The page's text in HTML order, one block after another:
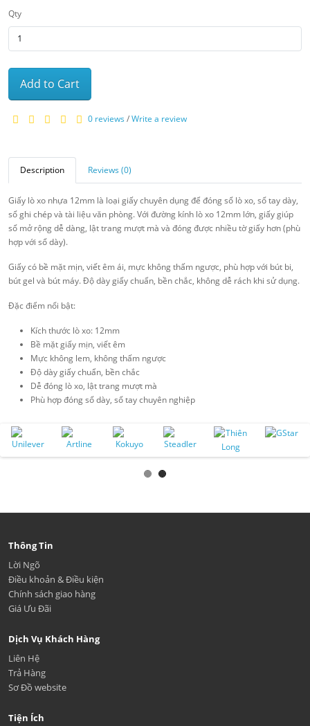
Qty
Add to Cart
0 reviews/Write a review
Description Reviews (0)
Giấy lò xo nhựa 12mm là loại giấy chuyên dụng để đóng sổ lò xo, sổ tay dày,
sổ ghi chép và tài liệu văn phòng. Với đường kính lò xo 12mm lớn, giấy giúp
sổ mở rộng dễ dàng, lật trang mượt mà và đóng được nhiều tờ giấy hơn (phù
hợp với sổ dày).
Giấy có bề mặt mịn, viết êm ái, mực không thấm ngược, phù hợp với bút bi,
bút gel và bút máy. Độ dày giấy chuẩn, bền chắc, không dễ rách khi sử dụng.
Đặc điểm nổi bật:
Kích thước lò xo: 12mm
Bề mặt giấy mịn, viết êm
Mực không lem, không thấm ngược
Độ dày giấy chuẩn, bền chắc
Dễ đóng lò xo, lật trang mượt mà
Phù hợp đóng sổ dày, sổ tay chuyên nghiệp
Thông Tin
Lời Ngõ
Điều khoản & Điều kiện
Chính sách giao hàng
Giá Ưu Đãi
Dịch Vụ Khách Hàng
Liên Hệ
Trả Hàng
Sơ Đồ website
Tiện Ích